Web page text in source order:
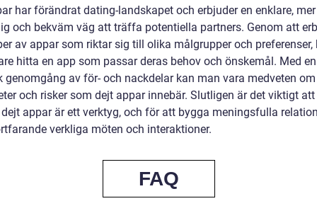
har förändrat dating-landskapet och erbjuder en enklare, mer
och bekväm väg att träffa potentiella partners. Genom att
av appar som riktar sig till olika målgrupper och preferenser,
hitta en app som passar deras behov och önskemål. Med en
genomgång av för- och nackdelar kan man vara medveten
och risker som dejt appar innebär. Slutligen är det viktigt
appar är ett verktyg, och för att bygga meningsfulla
verkliga möten och interaktioner.
FAQ